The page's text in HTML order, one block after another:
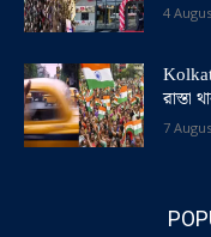
4
রাস্তা
7